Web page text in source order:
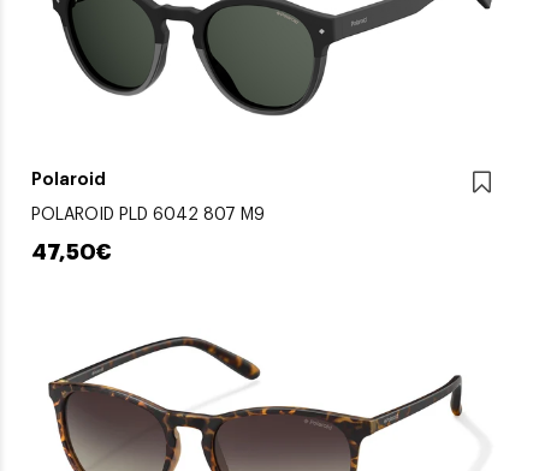
Polaroid
POLAROID PLD 6042 807 M9
47,50€